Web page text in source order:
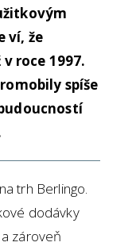
ví, že
roce 1997.
spíše
trh Berlingo.
dodávky
zároveň